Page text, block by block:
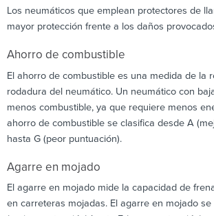
Los neumáticos que emplean protectores de
mayor protección frente a los daños
Ahorro de combustible
El ahorro de combustible es una medida de la
rodadura del neumático. Un neumático con
menos combustible, ya que requiere menos
ahorro de combustible se clasifica desde A
hasta G (peor puntuación).
Agarre en mojado
El agarre en mojado mide la capacidad de
en carreteras mojadas. El agarre en mojado